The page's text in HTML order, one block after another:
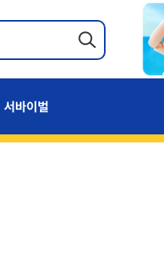
서바이벌